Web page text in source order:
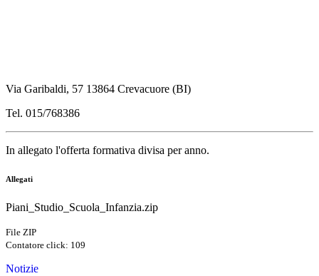
Via Garibaldi, 57 13864 Crevacuore (BI)
Tel. 015/768386
In allegato l'offerta formativa divisa per anno.
Allegati
Piani_Studio_Scuola_Infanzia.zip
File ZIP
Contatore click: 109
Notizie